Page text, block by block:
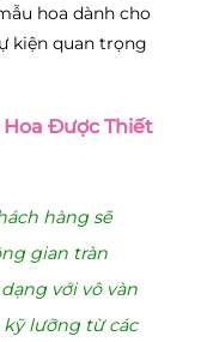
hoa dành cho
kiện quan trọng
Được Thiết
hàng sẽ
gian tràn
với vô vàn
lưỡng từ các